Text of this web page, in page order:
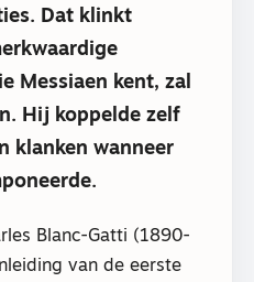
Dat klinkt
Messiaen kent, zal
Hij koppelde zelf
klanken wanneer
Blanc-Gatti (1890-
van de eerste